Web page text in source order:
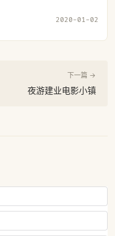
2020-01-02
下一篇 →
夜游建业电影小镇